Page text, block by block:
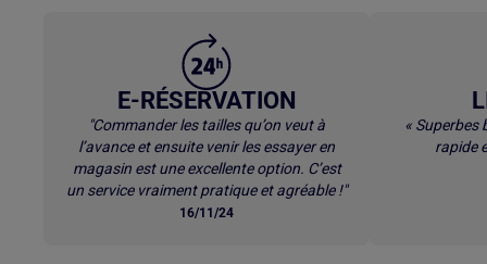
E-RÉSERVATION
"Commander les tailles qu’on veut à
l’avance et ensuite venir les essayer en
magasin est une excellente option. C’est
un service vraiment pratique et agréable !"
16/11/24
« Superbes
rapide